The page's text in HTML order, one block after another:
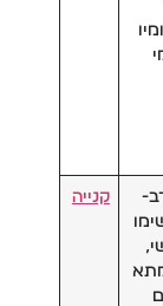
קנייה